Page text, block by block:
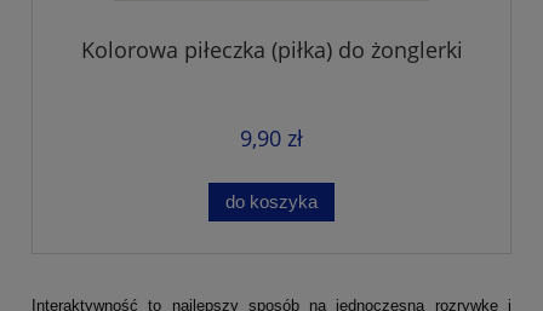
Kolorowa piłeczka (piłka) do żonglerki
9,90 zł
do koszyka
Interaktywność to najlepszy sposób na jednoczesną rozrywkę i